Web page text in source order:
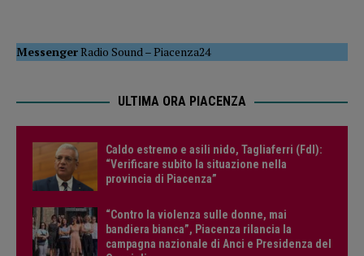
MessengerRadio Sound –Piacenza24
ULTIMA ORA PIACENZA
Caldo estremo e asili nido, Tagliaferri (FdI):
“Verificare subito la situazione nella
provincia di Piacenza”
“Contro la violenza sulle donne, mai
bandiera bianca”, Piacenza rilancia la
campagna nazionale di Anci e Presidenza del